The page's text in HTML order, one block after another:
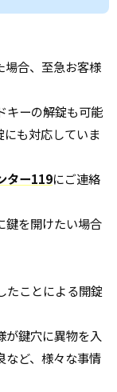
場合、至急お客様
キーの解錠も可能
も対応していま
ター119にご連絡
鍵を開けたい場合
たことによる開錠
が鍵穴に異物を入
など、様々な事情